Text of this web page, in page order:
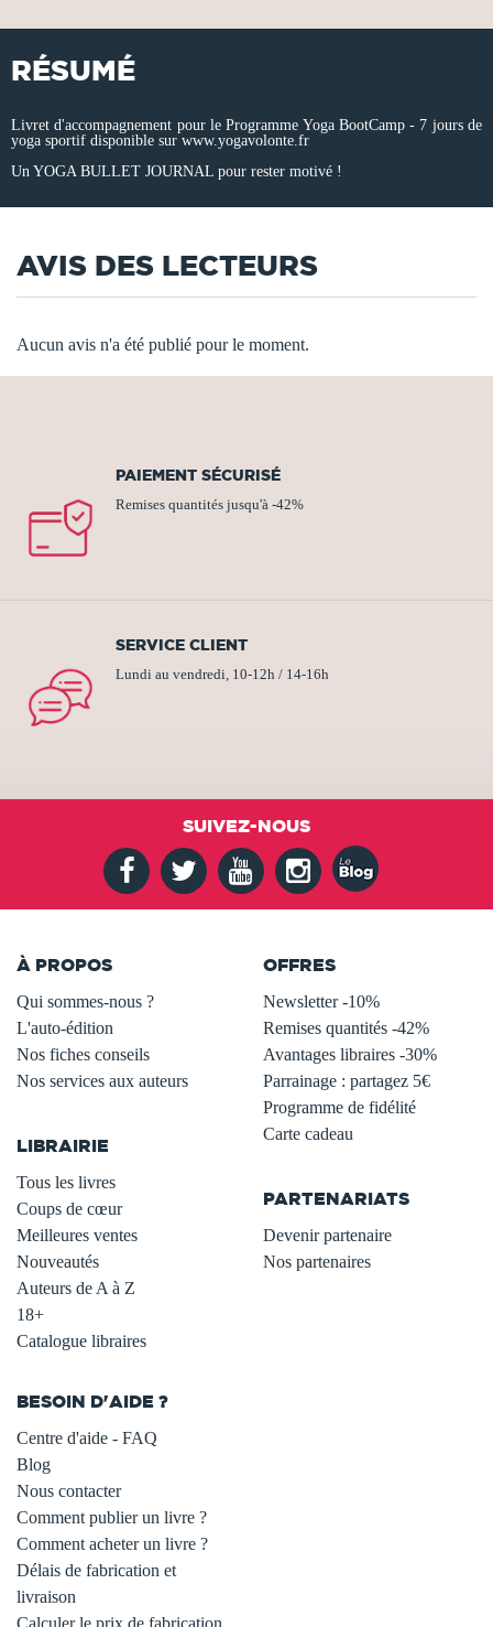
RÉSUMÉ
Livret d'accompagnement pour le Programme Yoga BootCamp - 7 jours de
yoga sportif disponible sur www.yogavolonte.fr
Un YOGA BULLET JOURNAL pour rester motivé !
AVIS DES LECTEURS
Aucun avis n'a été publié pour le moment.
PAIEMENT SÉCURISÉ
Remises quantités jusqu'à -42%
SERVICE CLIENT
Lundi au vendredi, 10-12h / 14-16h
SUIVEZ-NOUS
À PROPOS
Qui sommes-nous ?
L'auto-édition
Nos fiches conseils
Nos services aux auteurs
LIBRAIRIE
Tous les livres
Coups de cœur
Meilleures ventes
Nouveautés
Auteurs de A à Z
18+
Catalogue libraires
OFFRES
Newsletter -10%
Remises quantités -42%
Avantages libraires -30%
Parrainage : partagez 5€
Programme de fidélité
Carte cadeau
PARTENARIATS
Devenir partenaire
Nos partenaires
BESOIN D'AIDE ?
Centre d'aide - FAQ
Blog
Nous contacter
Comment publier un livre ?
Comment acheter un livre ?
Délais de fabrication et
livraison
Calculer le prix de fabrication